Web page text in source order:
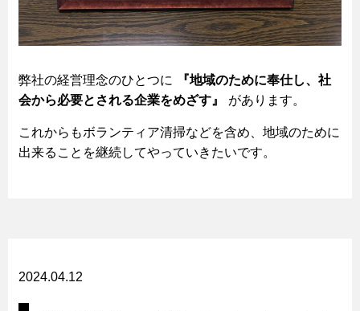
弊社の経営理念のひとつに
『地域のために奉仕し、社
会から必要とされる企業をめざす』
があります。
これからもボランティア清掃などを含め、地域のために
出来ることを継続してやっていきたいです。
2024.04.12